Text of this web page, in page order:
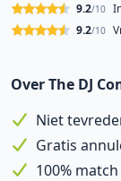
9.2/10
9.2/10
Over The DJ
Niet
Gratis
100%